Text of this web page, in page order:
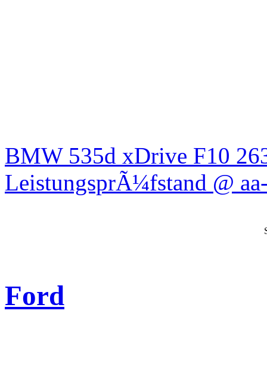
BMW 535d xDrive F10
LeistungsprÃ¼fstand @
Ford